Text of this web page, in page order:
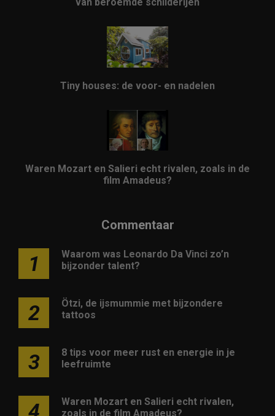
Tiny houses: de voor- en nadelen
Waren Mozart en Salieri echt rivalen, zoals in de
film Amadeus?
Commentaar
1
Waarom was Leonardo Da Vinci zo’n
bijzonder talent?
2
Ötzi, de ijsmummie met bijzondere
tattoos
3
8 tips voor meer rust en energie in je
leefruimte
Waren Mozart en Salieri echt rivalen,
zoals in de film Amadeus?